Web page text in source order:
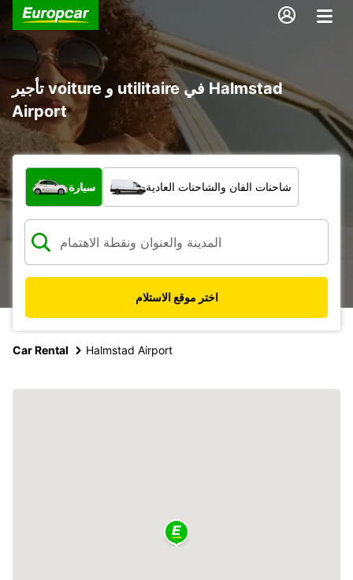
تأجير voiture و utilitaire في Halmstad
Airport
ما نوع المركبة؟
سيارة شاحنات الفان والشاحنات العادية
اختر موقع الاستلام
Car Rental Halmstad Airport